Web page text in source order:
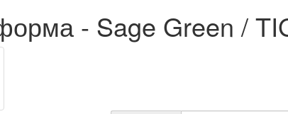
- Sage Green /